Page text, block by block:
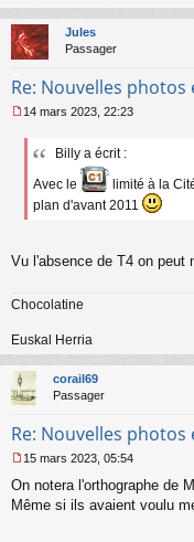
u
Jules
Passager
Re: Nouvelles photos
e
e
o
u
14 mars 2023, 22:23
Billy a écrit :
Avec le
limité à la
plan d'avant 2011
Vu l'absence de T4 on peut
Chocolatine
Euskal Herria
corail69
Passager
Re: Nouvelles photos
e
s
15 mars 2023, 05:54
On notera l'orthographe de
Même si ils avaient voulu